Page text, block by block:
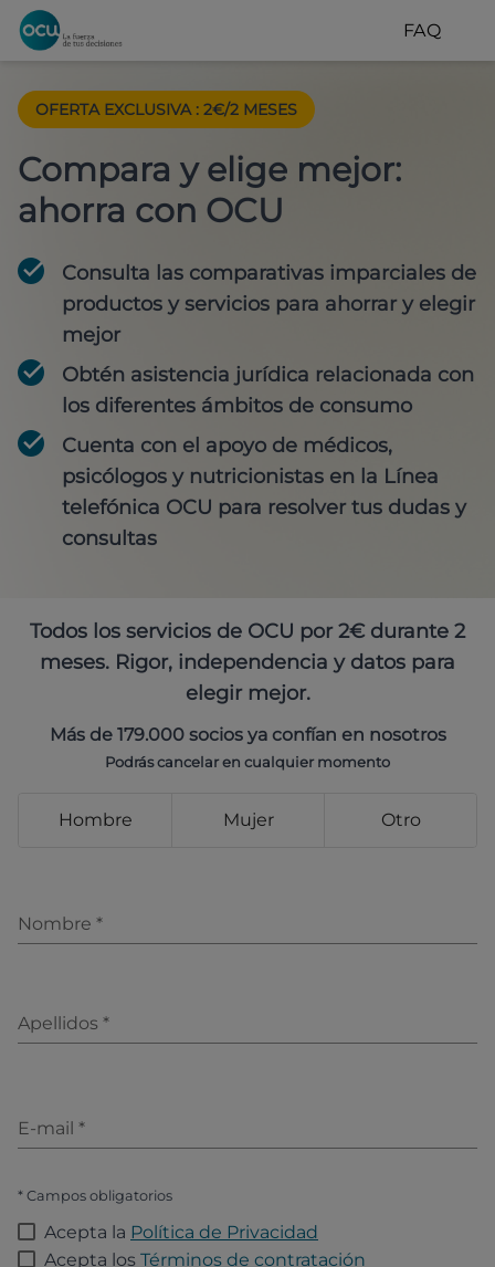
FAQ
OFERTA EXCLUSIVA : 2€/2 MESES
Compara y elige mejor:
ahorra con OCU
Consulta las comparativas imparciales de
productos y servicios para ahorrar y elegir
mejor
Obtén asistencia jurídica relacionada con
los diferentes ámbitos de consumo
Cuenta con el apoyo de médicos,
psicólogos y nutricionistas en la Línea
telefónica OCU para resolver tus dudas y
consultas
Todos los servicios de OCU por 2€ durante 2
meses. Rigor, independencia y datos para
elegir mejor.
Más de 179.000 socios ya confían en nosotros
Podrás cancelar en cualquier momento
Hombre Mujer Otro
Nombre *
Apellidos *
E-mail *
* Campos obligatorios
Acepta la Política de Privacidad
Acepta los Términos de contratación